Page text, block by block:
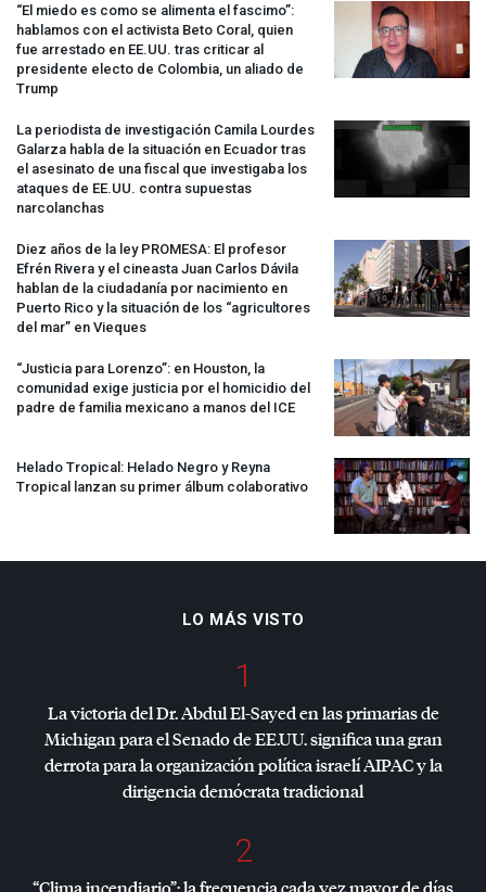
“El miedo es como se alimenta el fascimo”:
hablamos con el activista Beto Coral, quien
fue arrestado en EE.UU. tras criticar al
presidente electo de Colombia, un aliado de
Trump
La periodista de investigación Camila Lourdes
Galarza habla de la situación en Ecuador tras
el asesinato de una fiscal que investigaba los
ataques de EE.UU. contra supuestas
narcolanchas
Diez años de la ley PROMESA: El profesor
Efrén Rivera y el cineasta Juan Carlos Dávila
hablan de la ciudadanía por nacimiento en
Puerto Rico y la situación de los “agricultores
del mar” en Vieques
“Justicia para Lorenzo”: en Houston, la
comunidad exige justicia por el homicidio del
padre de familia mexicano a manos del ICE
Helado Tropical: Helado Negro y Reyna
Tropical lanzan su primer álbum colaborativo
LO MÁS VISTO
1
La victoria del Dr. Abdul El-Sayed en las primarias de
Michigan para el Senado de EE.UU. significa una gran
derrota para la organización política israelíAIPACy la
dirigencia demócrata tradicional
2
“Clima incendiario”: la frecuencia cada vez mayor de días